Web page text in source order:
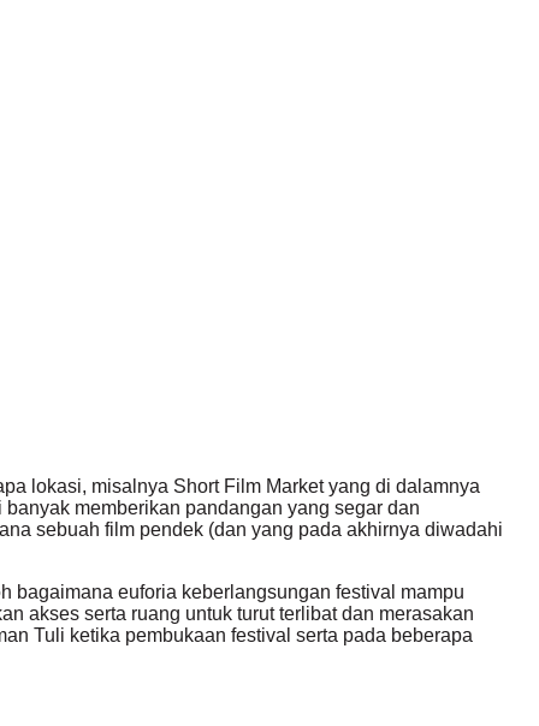
lokasi, misalnya Short Film Market yang di dalamnya
memberikan pandangan yang segar dan
sebuah film pendek (dan yang pada akhirnya diwadahi
bagaimana euforia keberlangsungan festival mampu
akses serta ruang untuk turut terlibat dan merasakan
Tuli ketika pembukaan festival serta pada beberapa